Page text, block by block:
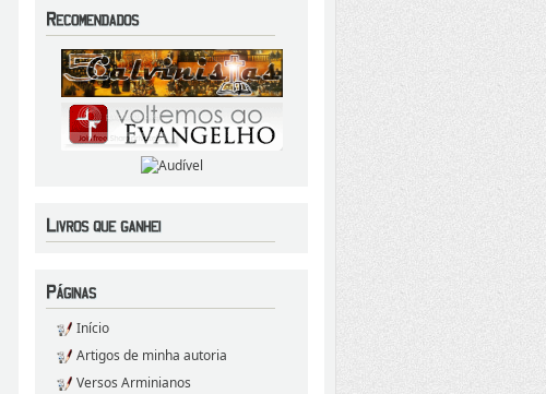
Início
Artigos de minha autoria
Versos Arminianos